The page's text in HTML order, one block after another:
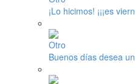
¡Lo hicimos! ¡¡¡es
Otro
Buenos días desea